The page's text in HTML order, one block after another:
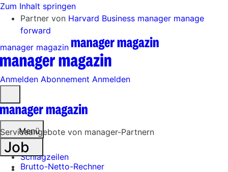
Zum Inhalt springen
Partner von Harvard Business manager manage
forward
manager magazin
Anmelden Abonnement Anmelden
öffnen
Menü
Schlagzeilen
Serviceangebote von manager-Partnern
Job
Brutto-Netto-Rechner